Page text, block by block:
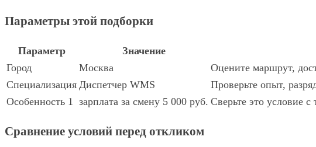
Параметры этой подборки
Параметр Значение
Город
Москва
Оцените маршрут,
Специализация Диспетчер WMS
Проверьте опыт,
Особенность 1 зарплата за смену 5 000 руб. Сверьте это условие с
Сравнение условий перед откликом